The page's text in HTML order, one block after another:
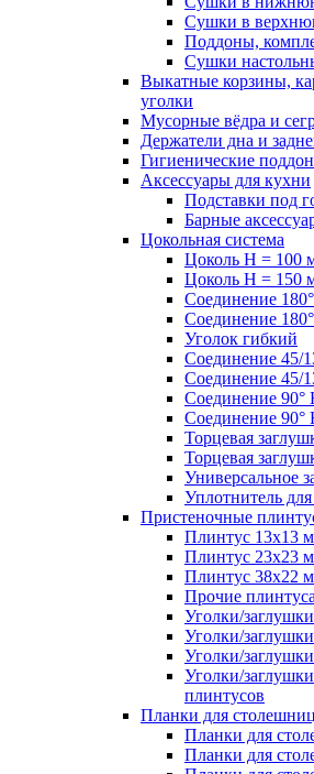
Сушки в
Поддоны,
Сушки
Выкатные корзины,
уголки
Мусорные вёдра и
Держатели дна и
Гигиенические
Аксессуары для кухни
Подставки под
Барные
Цокольная система
Цоколь H = 100
Цоколь H = 150
Соединение
Соединение
Уголок гибкий
Соединение 45/
Соединение 45/
Соединение 90°
Соединение 90°
Торцевая
Торцевая
Универсальное
Уплотнитель
Пристеночные
Плинтус 13х13
Плинтус 23х23
Плинтус 38х22
Прочие плинтуса
Уголки/
Уголки/
Уголки/
Уголки/
плинтусов
Планки для
Планки для
Планки для